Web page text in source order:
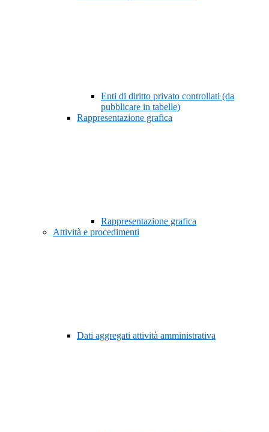
Enti di diritto privato controllati (da
pubblicare in tabelle)
Rappresentazione grafica
Rappresentazione grafica
Attività e procedimenti
Dati aggregati attività amministrativa